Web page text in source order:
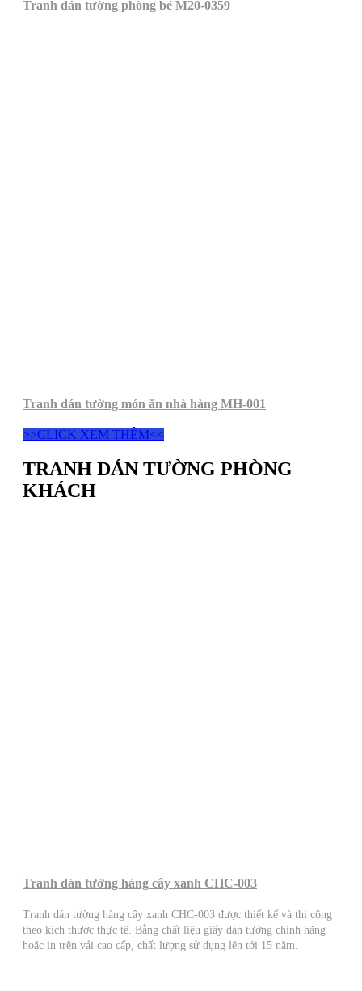
Tranh dán tường phòng bé M20-0359
Tranh dán tường món ăn nhà hàng MH-001
>>CLICK XEM THÊM<<
TRANH DÁN TƯỜNG PHÒNG
KHÁCH
Tranh dán tường hàng cây xanh CHC-003
Tranh dán tường hàng cây xanh CHC-003 được thiết kế và thi công
theo kích thước thực tế. Bằng chất liệu giấy dán tường chính hãng
hoặc in trên vải cao cấp, chất lượng sử dụng lên tới 15 năm.